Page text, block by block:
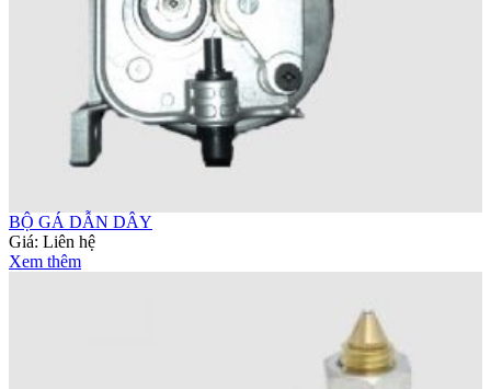
BỘ GÁ DẪN DÂY
Giá: Liên hệ
Xem thêm